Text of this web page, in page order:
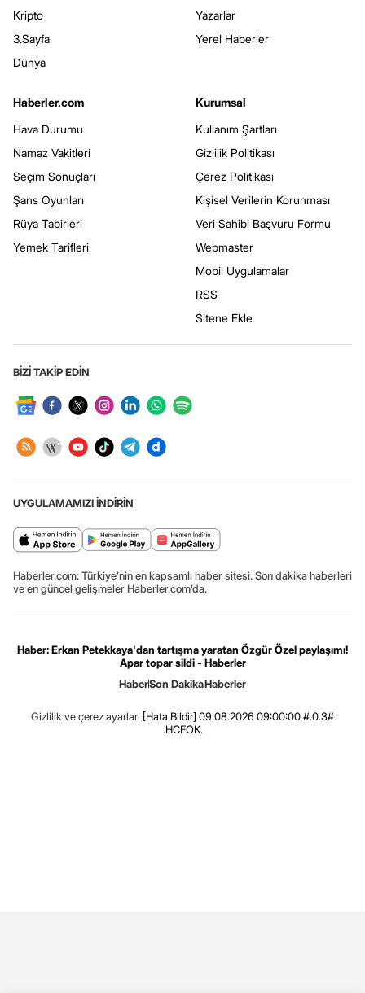
Kripto
3.Sayfa
Dünya
Yazarlar
Yerel Haberler
Haberler.com
Hava Durumu
Namaz Vakitleri
Seçim Sonuçları
Şans Oyunları
Rüya Tabirleri
Yemek Tarifleri
Kurumsal
Kullanım Şartları
Gizlilik Politikası
Çerez Politikası
Kişisel Verilerin Korunması
Veri Sahibi Başvuru Formu
Webmaster
Mobil Uygulamalar
RSS
Sitene Ekle
BİZİ TAKİP EDİN
UYGULAMAMIZI İNDİRİN
Haberler.com: Türkiye’nin en kapsamlı haber sitesi. Son dakika haberleri
ve en güncel gelişmeler Haberler.com’da.
Haber: Erkan Petekkaya'dan tartışma yaratan Özgür Özel paylaşımı!
Apar topar sildi - Haberler
HaberSon DakikaHaberler
Gizlilik ve çerez ayarları [Hata Bildir] 09.08.2026 09:00:00 #.0.3#
.HCFOK.